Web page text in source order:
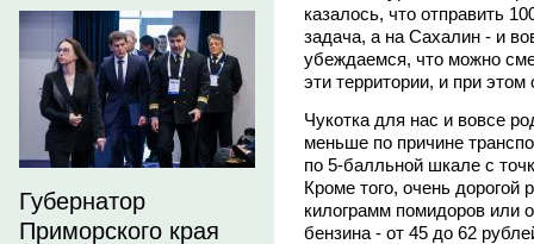
Губернатор
Приморского края
казалось, что отправить
задача, а на Сахалин - и
убеждаемся, что можно
эти территории, и при
Чукотка для нас и вовсе
меньше по причине
по 5-балльной шкале с
Кроме того, очень дорогой
килограмм помидоров или
бензина - от 45 до 62